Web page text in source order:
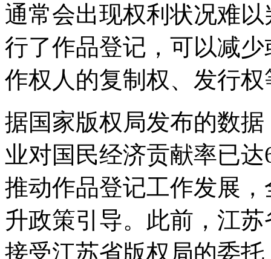
通常会出现权利状况难
行了作品登记，可以减
作权人的复制权、发行
据国家版权局发布的数
业对国民经济贡献率已
推动作品登记工作发展
升政策引导。此前，江
接受江苏省版权局的委